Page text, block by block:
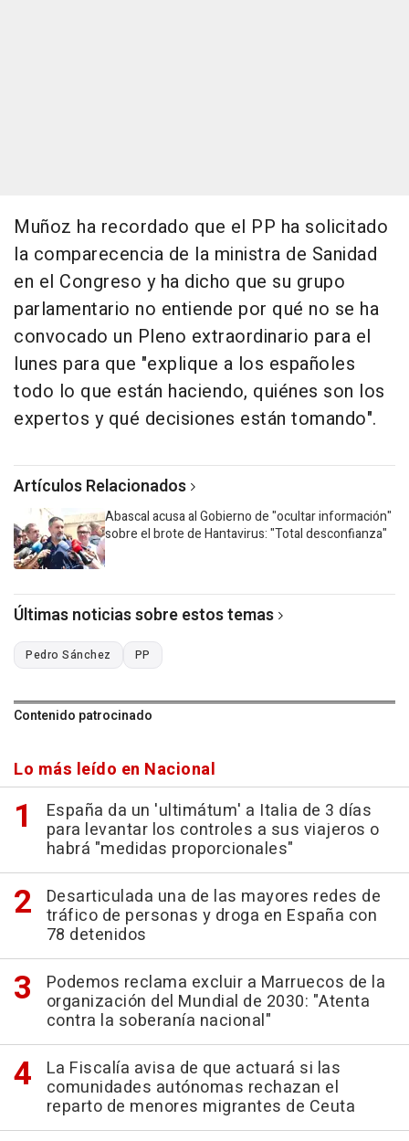
Muñoz ha recordado que el PP ha solicitado
la comparecencia de la ministra de Sanidad
en el Congreso y ha dicho que su grupo
parlamentario no entiende por qué no se ha
convocado un Pleno extraordinario para el
lunes para que "explique a los españoles
todo lo que están haciendo, quiénes son los
expertos y qué decisiones están tomando".
Artículos Relacionados
Abascal acusa al Gobierno de "ocultar información"
sobre el brote de Hantavirus: "Total desconfianza"
Últimas noticias sobre estos temas
Pedro Sánchez PP
Contenido patrocinado
Lo más leído en Nacional
España da un 'ultimátum' a Italia de 3 días
para levantar los controles a sus viajeros o
habrá "medidas proporcionales"
Desarticulada una de las mayores redes de
tráfico de personas y droga en España con
78 detenidos
Podemos reclama excluir a Marruecos de la
organización del Mundial de 2030: "Atenta
contra la soberanía nacional"
La Fiscalía avisa de que actuará si las
comunidades autónomas rechazan el
reparto de menores migrantes de Ceuta